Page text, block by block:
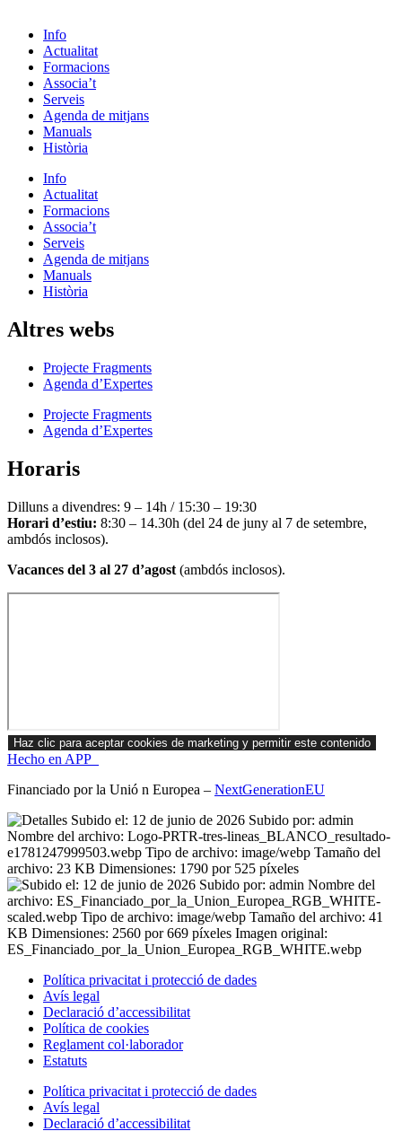
Info
Actualitat
Formacions
Associa’t
Serveis
Agenda de mitjans
Manuals
Història
Info
Actualitat
Formacions
Associa’t
Serveis
Agenda de mitjans
Manuals
Història
Altres webs
Projecte Fragments
Agenda d’Expertes
Projecte Fragments
Agenda d’Expertes
Horaris
Dilluns a divendres: 9 – 14h / 15:30 – 19:30
Horari d’estiu: 8:30 – 14.30h (del 24 de juny al 7 de setembre,
ambdós inclosos).
Vacances del 3 al 27 d’agost (ambdós inclosos).
Haz clic para aceptar cookies de marketing y permitir este contenido
Hecho en APP_
Financiado por la Unió n Europea – NextGenerationEU
Política privacitat i protecció de dades
Avís legal
Declaració d’accessibilitat
Política de cookies
Reglament col·laborador
Estatuts
Política privacitat i protecció de dades
Avís legal
Declaració d’accessibilitat